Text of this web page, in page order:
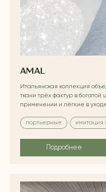
AMAL
Итальянская коллекция
ткани трёх фактур в
применении и лёгкие в
портьерные имитация
Подробнее